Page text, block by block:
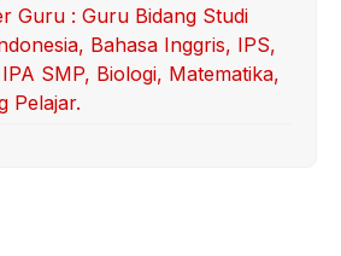
Guru : Guru Bidang Studi
Bahasa Inggris, IPS,
SMP, Biologi, Matematika,
Pelajar.